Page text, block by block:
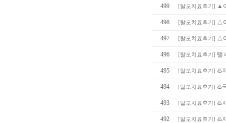
499 [탈모치료후기 ] ▲
498 [탈모치료후기 ] △
497 [탈모치료후기 ] △
496 [탈모치료후기 ] 탤
495 [탈모치료후기 ] ♨️
494 [탈모치료후기 ] ♨️
493 [탈모치료후기 ] ♨️
492 [탈모치료후기 ] ♨️